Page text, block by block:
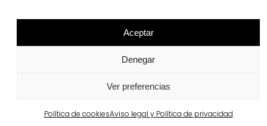
Aceptar
Denegar
Ver preferencias
Política de cookiesAviso legal y Política de privacidad
breinco © 2026 Todos los derechos reservados